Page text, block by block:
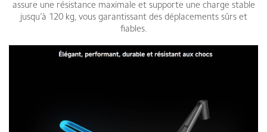
assure une résistance maximale et supporte une charge stable
jusqu’à 120 kg, vous garantissant des déplacements sûrs et
fiables.